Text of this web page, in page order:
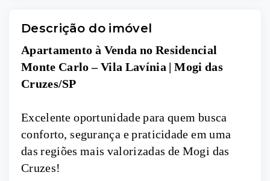
Descrição do imóvel
Apartamento à Venda no Residencial
Monte Carlo – Vila Lavínia | Mogi das
Cruzes/SP
Excelente oportunidade para quem busca
conforto, segurança e praticidade em uma
das regiões mais valorizadas de Mogi das
Cruzes!